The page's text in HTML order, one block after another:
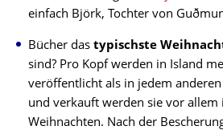
einfach Björk, Tochter von
Bücher das typischste
sind? Pro Kopf werden in Island
veröffentlicht als in jedem
und verkauft werden sie vor
Weihnachten. Nach der